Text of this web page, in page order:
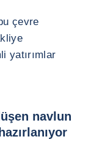
çevre
yatırımlar
navlun